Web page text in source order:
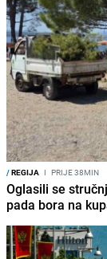
/REGIJA I PRIJE 38MIN
Oglasili se
pada bora na